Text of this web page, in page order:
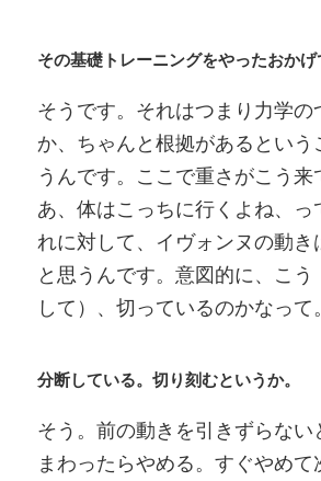
その基礎トレーニングをやったおかげ
そうです。それはつまり力学の
か、ちゃんと根拠があるという
うんです。ここで重さがこう来
あ、体はこっちに行くよね、っ
れに対して、イヴォンヌの動き
と思うんです。意図的に、こう
して）、切っているのかなって。
分断している。切り刻むというか。
そう。前の動きを引きずらない
まわったらやめる。すぐやめて